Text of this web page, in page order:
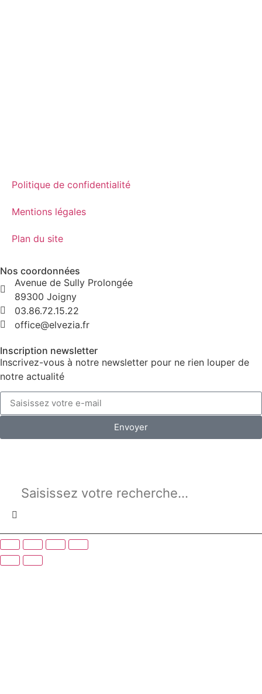
Politique de confidentialité
Mentions légales
Plan du site
Nos coordonnées
Avenue de Sully Prolongée
89300 Joigny
03.86.72.15.22
office@elvezia.fr
Inscription newsletter
Inscrivez-vous à notre newsletter pour ne rien louper de
notre actualité
Envoyer